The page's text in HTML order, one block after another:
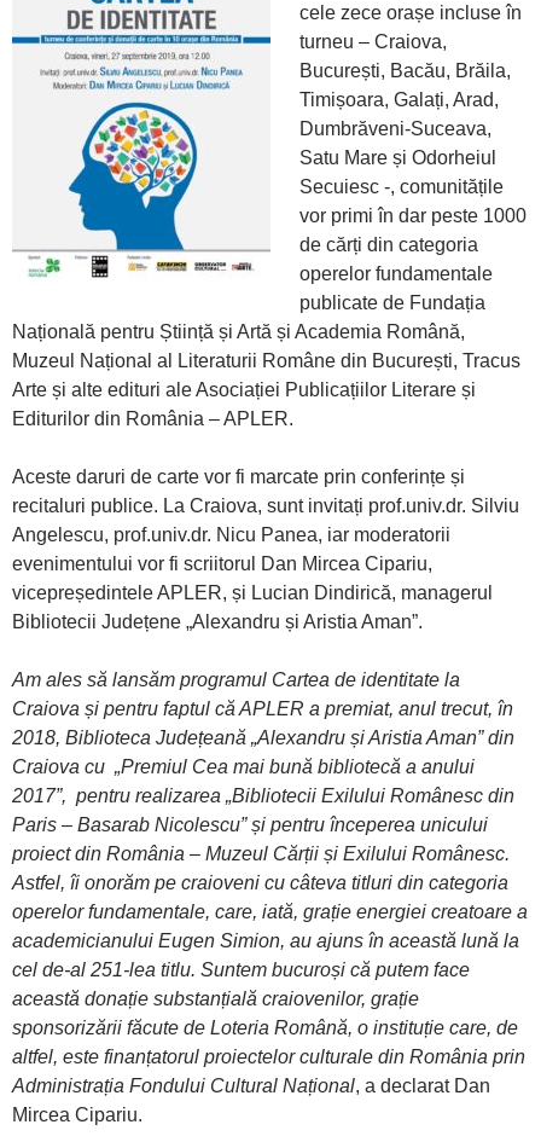
cele zece orașe incluse în
turneu – Craiova,
București, Bacău, Brăila,
Timișoara, Galați, Arad,
Dumbrăveni-Suceava,
Satu Mare și Odorheiul
Secuiesc -, comunitățile
vor primi în dar peste 1000
de cărți din categoria
operelor fundamentale
publicate de Fundația
Națională pentru Știință și Artă și Academia Română,
Muzeul Național al Literaturii Române din București, Tracus
Arte și alte edituri ale Asociației Publicațiilor Literare și
Editurilor din România – APLER.
Aceste daruri de carte vor fi marcate prin conferințe și
recitaluri publice. La Craiova, sunt invitați prof.univ.dr. Silviu
Angelescu, prof.univ.dr. Nicu Panea, iar moderatorii
evenimentului vor fi scriitorul Dan Mircea Cipariu,
vicepreședintele APLER, și Lucian Dindirică, managerul
Bibliotecii Județene „Alexandru și Aristia Aman”.
Am ales să lansăm programul Cartea de identitate la
Craiova și pentru faptul că APLER a premiat, anul trecut, în
2018, Biblioteca Județeană „Alexandru și Aristia Aman” din
Craiova cu „Premiul Cea mai bună bibliotecă a anului
2017”, pentru realizarea „Bibliotecii Exilului Românesc din
Paris – Basarab Nicolescu” și pentru începerea unicului
proiect din România – Muzeul Cărții și Exilului Românesc.
Astfel, îi onorăm pe craioveni cu câteva titluri din categoria
operelor fundamentale, care, iată, grație energiei creatoare a
academicianului Eugen Simion, au ajuns în această lună la
cel de-al 251-lea titlu. Suntem bucuroși că putem face
această donație substanțială craiovenilor, grație
sponsorizării făcute de Loteria Română, o instituție care, de
altfel, este finanțatorul proiectelor culturale din România prin
Administrația Fondului Cultural Național, a declarat Dan
Mircea Cipariu.